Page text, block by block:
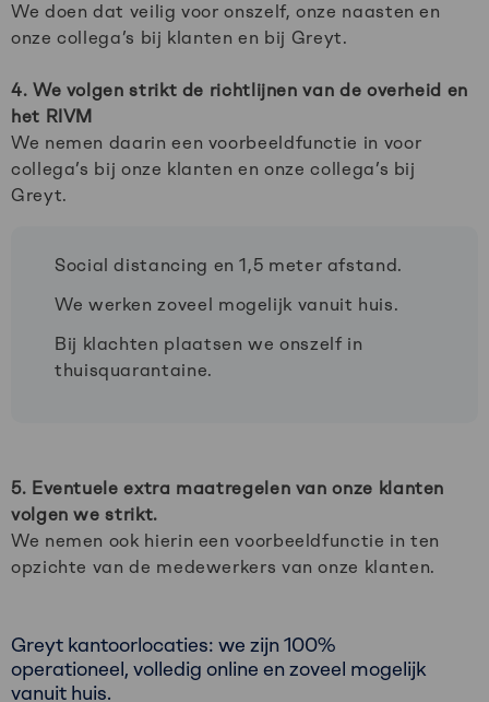
We doen dat veilig voor onszelf, onze naasten en
onze collega’s bij klanten en bij Greyt.​
4. We volgen strikt de richtlijnen van de overheid en
het RIVM
We nemen daarin een voorbeeldfunctie in voor
collega’s bij onze klanten en onze collega’s bij
Greyt. ​
Social distancing​ en 1,5 meter afstand​.
We werken zoveel mogelijk vanuit huis.​
Bij klachten plaatsen we onszelf in
thuisquarantaine.​
5. Eventuele extra maatregelen van onze klanten
volgen we strikt.
We nemen ook hierin een voorbeeldfunctie in ten
opzichte van de medewerkers van onze klanten. ​
Greyt kantoorlocaties: we zijn 100%
operationeel, volledig online en zoveel mogelijk
vanuit huis. ​